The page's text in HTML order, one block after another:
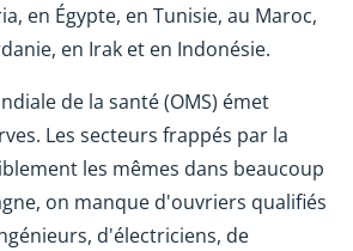
en Égypte, en Tunisie, au Maroc,
en Irak et en Indonésie.
de la santé (OMS) émet
Les secteurs frappés par la
les mêmes dans beaucoup
on manque d'ouvriers qualifiés
d'électriciens, de